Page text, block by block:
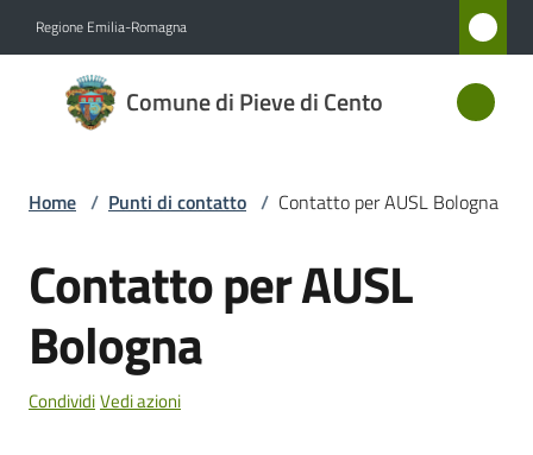
Regione Emilia-Romagna
Comune di Pieve di Cento
Comune
di Pieve
Novità
Home / Punti di contatto / Contatto per AUSL Bologna
Salta al contenuto
Contatto per AUSL
Bologna
CondividiVedi azioni